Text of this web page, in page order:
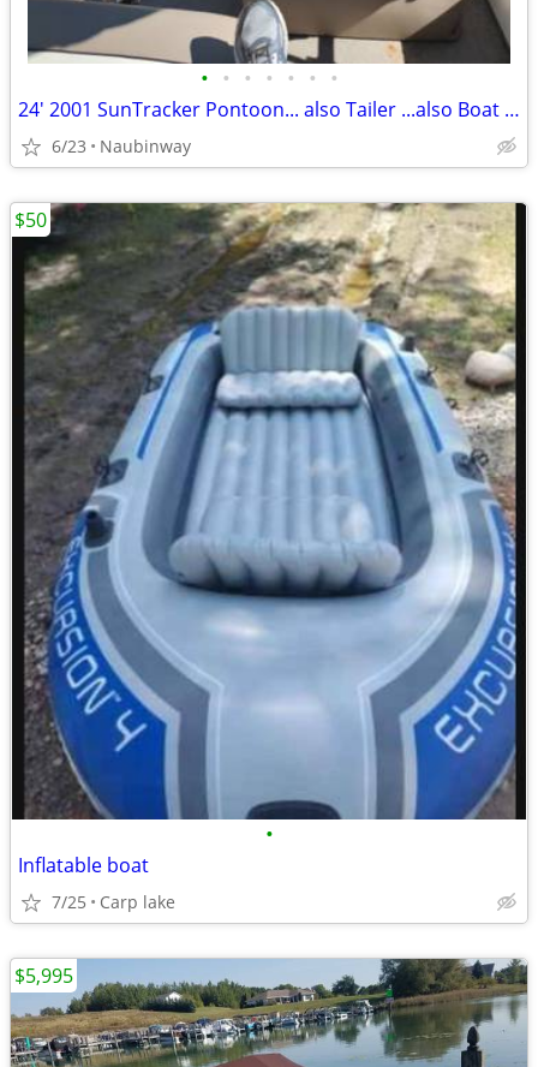
• • • • • • •
24' 2001 SunTracker Pontoon... also Tailer ...also Boat Lift
6/23 Naubinway
•
Inflatable boat
7/25 Carp lake
$50
$5,995